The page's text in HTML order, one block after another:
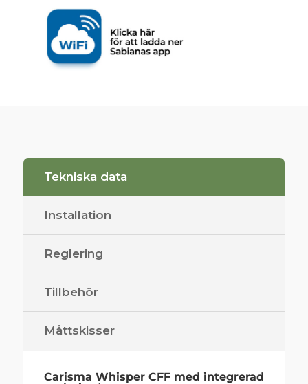
Tekniska data
Installation
Reglering
Tillbehör
Måttskisser
Carisma Whisper CFF med integrerad